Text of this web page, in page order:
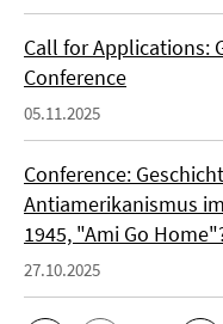
Call for Applications:
Conference
05.11.2025
Conference:
Antiamerikanismus
1945, "Ami Go
27.10.2025